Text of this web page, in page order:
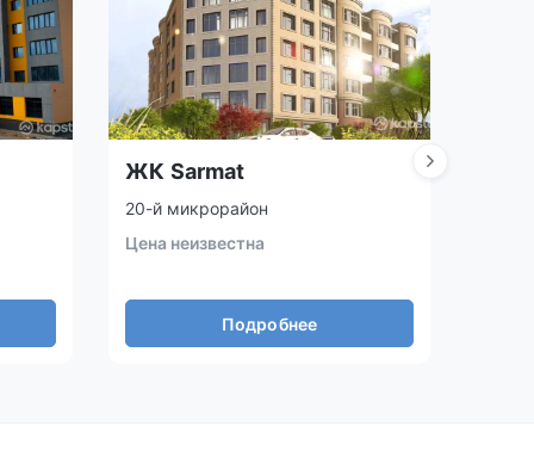
ЖК Sarmat
20-й микрорайон
Цена неизвестна
Подробнее